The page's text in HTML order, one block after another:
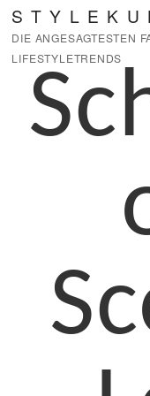
Zum
Inhalt
springen
DIE ANGESAGTESTEN
LIFESTYLETRENDS